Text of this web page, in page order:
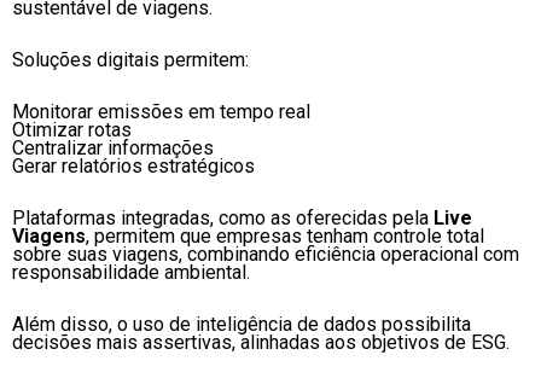
sustentável de viagens.
Soluções digitais permitem:
Monitorar emissões em tempo real
Otimizar rotas
Centralizar informações
Gerar relatórios estratégicos
Plataformas integradas, como as oferecidas pela Live
Viagens, permitem que empresas tenham controle total
sobre suas viagens, combinando eficiência operacional com
responsabilidade ambiental.
Além disso, o uso de inteligência de dados possibilita
decisões mais assertivas, alinhadas aos objetivos de ESG.